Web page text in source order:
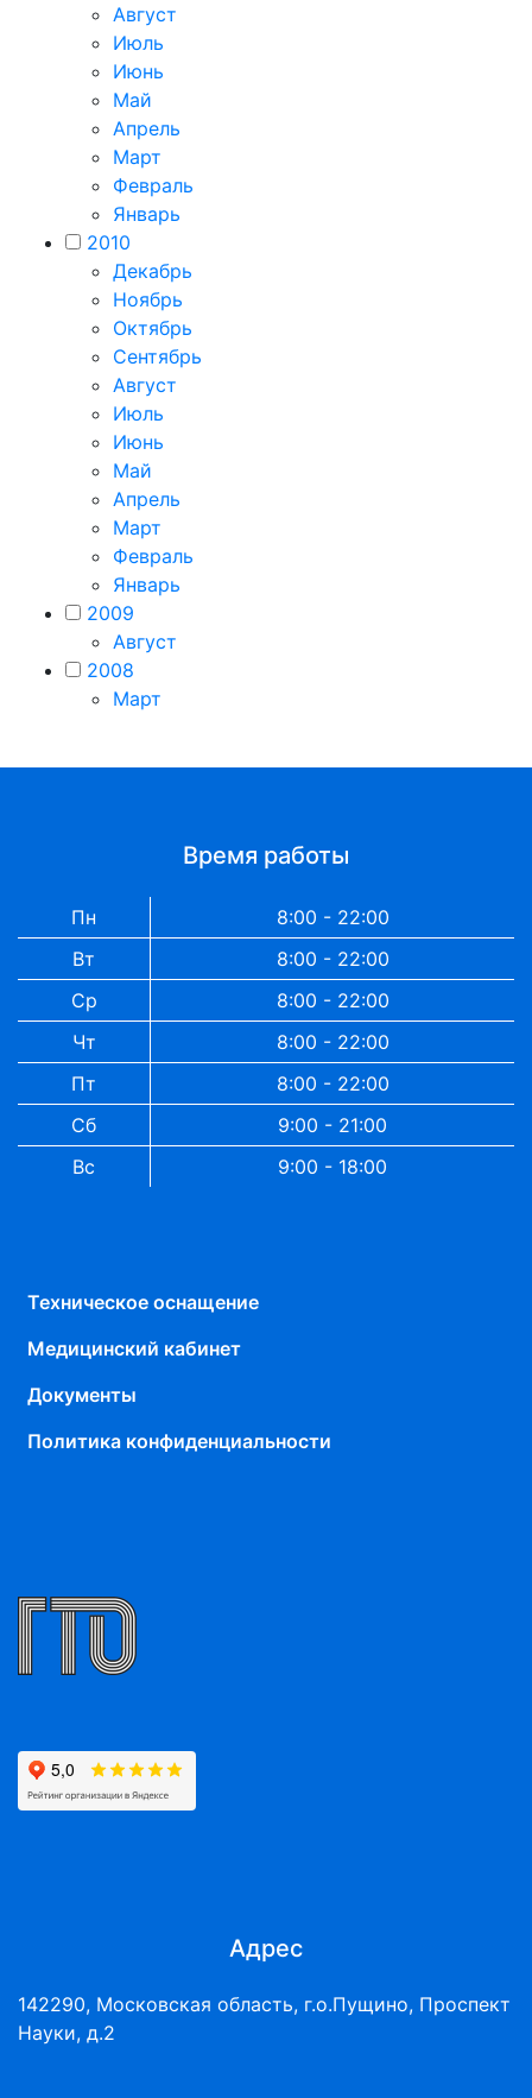
Август
Июль
Июнь
Май
Апрель
Март
Февраль
Январь
2010
Декабрь
Ноябрь
Октябрь
Сентябрь
Август
Июль
Июнь
Май
Апрель
Март
Февраль
Январь
2009
Август
2008
Март
Время работы
Пн
8:00 - 22:00
Вт
8:00 - 22:00
Ср
8:00 - 22:00
Чт
8:00 - 22:00
Пт
8:00 - 22:00
Сб
9:00 - 21:00
Вс
9:00 - 18:00
Техническое оснащение
Медицинский кабинет
Документы
Политика конфиденциальности
Адрес
142290, Московская область, г.о.Пущино, Проспект
Науки, д.2